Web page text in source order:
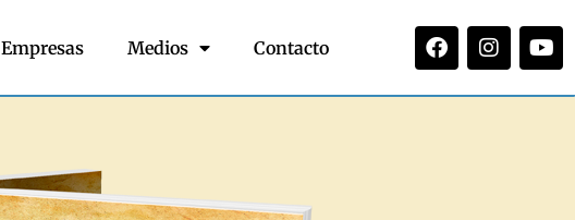
Empresas Medios Contacto